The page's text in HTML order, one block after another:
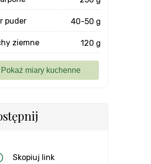
puder 40-50 g
ziemne 120 g
Skopiuj link